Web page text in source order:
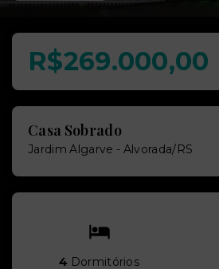
R$269.000,00
Casa Sobrado
Jardim Algarve - Alvorada/RS
4 Dormitórios